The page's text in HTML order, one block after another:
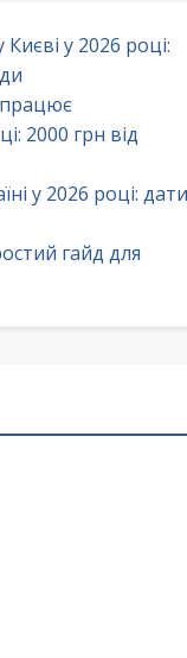
у 2026 році:
працює
2000 грн від
у 2026 році: дати
гайд для